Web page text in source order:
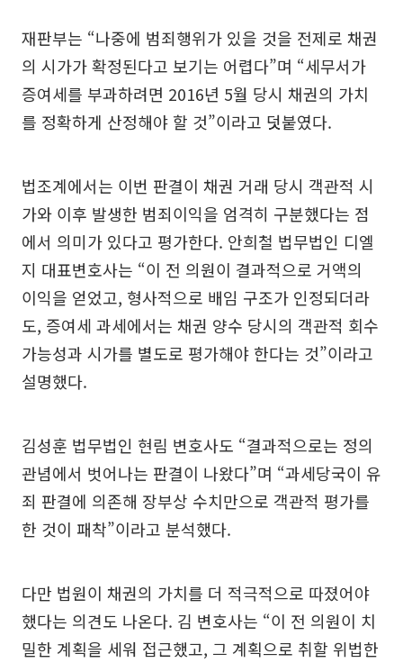
재판부는 “나중에 범죄행위가 있을 것을 전제로 채권
의 시가가 확정된다고 보기는 어렵다”며 “세무서가
증여세를 부과하려면 2016년 5월 당시 채권의 가치
를 정확하게 산정해야 할 것”이라고 덧붙였다.
법조계에서는 이번 판결이 채권 거래 당시 객관적 시
가와 이후 발생한 범죄이익을 엄격히 구분했다는 점
에서 의미가 있다고 평가한다. 안희철 법무법인 디엘
지 대표변호사는 “이 전 의원이 결과적으로 거액의
이익을 얻었고, 형사적으로 배임 구조가 인정되더라
도, 증여세 과세에서는 채권 양수 당시의 객관적 회수
가능성과 시가를 별도로 평가해야 한다는 것”이라고
설명했다.
김성훈 법무법인 현림 변호사도 “결과적으로는 정의
관념에서 벗어나는 판결이 나왔다”며 “과세당국이 유
죄 판결에 의존해 장부상 수치만으로 객관적 평가를
한 것이 패착”이라고 분석했다.
다만 법원이 채권의 가치를 더 적극적으로 따졌어야
했다는 의견도 나온다. 김 변호사는 “이 전 의원이 치
밀한 계획을 세워 접근했고, 그 계획으로 취할 위법한